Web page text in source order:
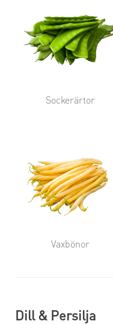
Sockerärtor
Vaxbönor
Dill & Persilja